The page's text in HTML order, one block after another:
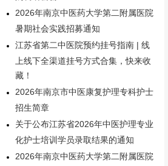
2026年南京中医药大学第二附属医院
暑期社会实践招募通知
江苏省第二中医院预约挂号指南 | 线
上线下全渠道挂号方式合集，快来收
藏！
2026年南京市中医康复护理专科护士
招生简章
关于公布江苏省2026年中医护理专业
化护士培训学员录取结果的通知
2026年南京中医药大学第二附属医院